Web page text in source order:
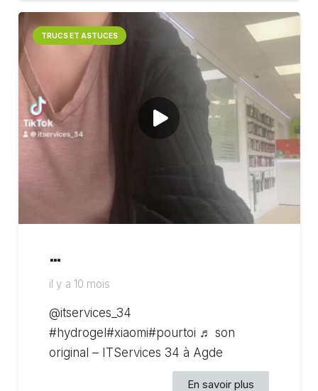
TRUCS ET ASTUCES
…
il y a 10 mois
@itservices_34
#hydrogel#xiaomi#pourtoi ♬ son
original – ITServices 34 à Agde
En savoir plus